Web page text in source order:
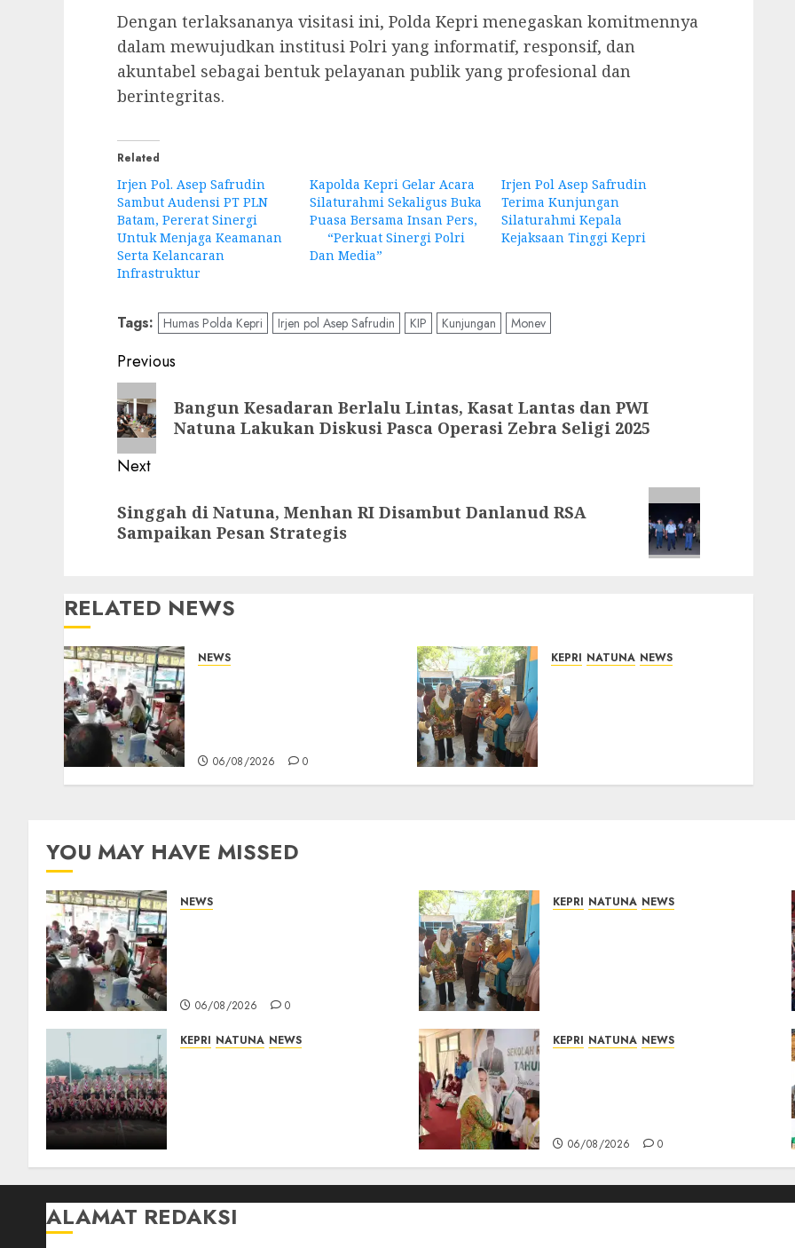
Dengan terlaksananya visitasi ini, Polda Kepri menegaskan komitmennya
dalam mewujudkan institusi Polri yang informatif, responsif, dan
akuntabel sebagai bentuk pelayanan publik yang profesional dan
berintegritas.
Related
Irjen Pol. Asep Safrudin
Sambut Audensi PT PLN
Batam, Pererat Sinergi
Untuk Menjaga Keamanan
Serta Kelancaran
Infrastruktur
Kapolda Kepri Gelar Acara
Silaturahmi Sekaligus Buka
Puasa Bersama Insan Pers,
“Perkuat Sinergi Polri
Dan Media”
Irjen Pol Asep Safrudin
Terima Kunjungan
Silaturahmi Kepala
Kejaksaan Tinggi Kepri
Tags: Humas Polda Kepri Irjen pol Asep Safrudin KIP Kunjungan Monev
Post
navigation
Previous
Previous
post:
Bangun Kesadaran Berlalu Lintas, Kasat Lantas dan PWI
Natuna Lakukan Diskusi Pasca Operasi Zebra Seligi 2025
Next
post:
Singgah di Natuna, Menhan RI Disambut Danlanud RSA
Sampaikan Pesan Strategis
RELATED NEWS
NEWS
06/08/2026 0
KEPRI NATUNA NEWS
YOU MAY HAVE MISSED
NEWS
06/08/2026 0
KEPRI NATUNA NEWS
KEPRI NATUNA NEWS
06/08/2026 0
KEPRI NATUNA NEWS
06/08/2026 0
ALAMAT REDAKSI